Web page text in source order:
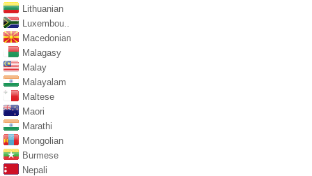
Lithuanian
Luxembou..
Macedonian
Malagasy
Malay
Malayalam
Maltese
Maori
Marathi
Mongolian
Burmese
Nepali